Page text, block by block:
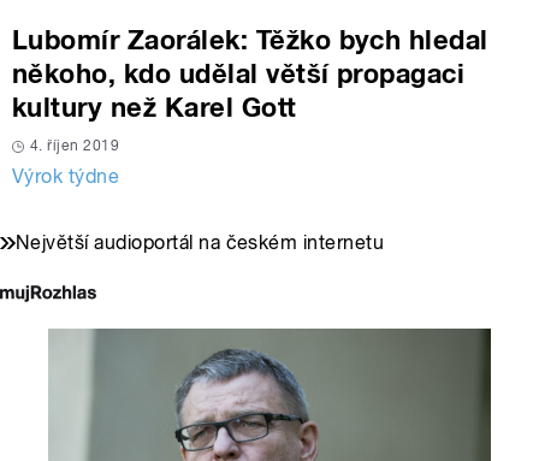
Lubomír Zaorálek: Těžko bych hledal
někoho, kdo udělal větší propagaci
kultury než Karel Gott
4. říjen 2019
Výrok týdne
Největší audioportál na českém internetu